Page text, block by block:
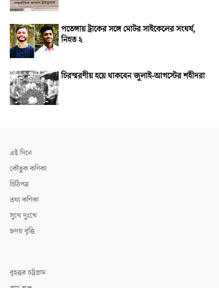
পতেঙ্গায় ট্রাকের সঙ্গে মোটর সাইকেলের সংঘর্ষ,
নিহত ২
চিরস্মরণীয় হয়ে থাকবেন জুলাই-আগস্টের শহীদরা
এই দিনে
কৌতুক কণিকা
চিঠিপত্র
তথ্য কণিকা
সুখে দুঃখে
হৃদয় বৃত্তি
বৃহত্তর চট্টগ্রাম